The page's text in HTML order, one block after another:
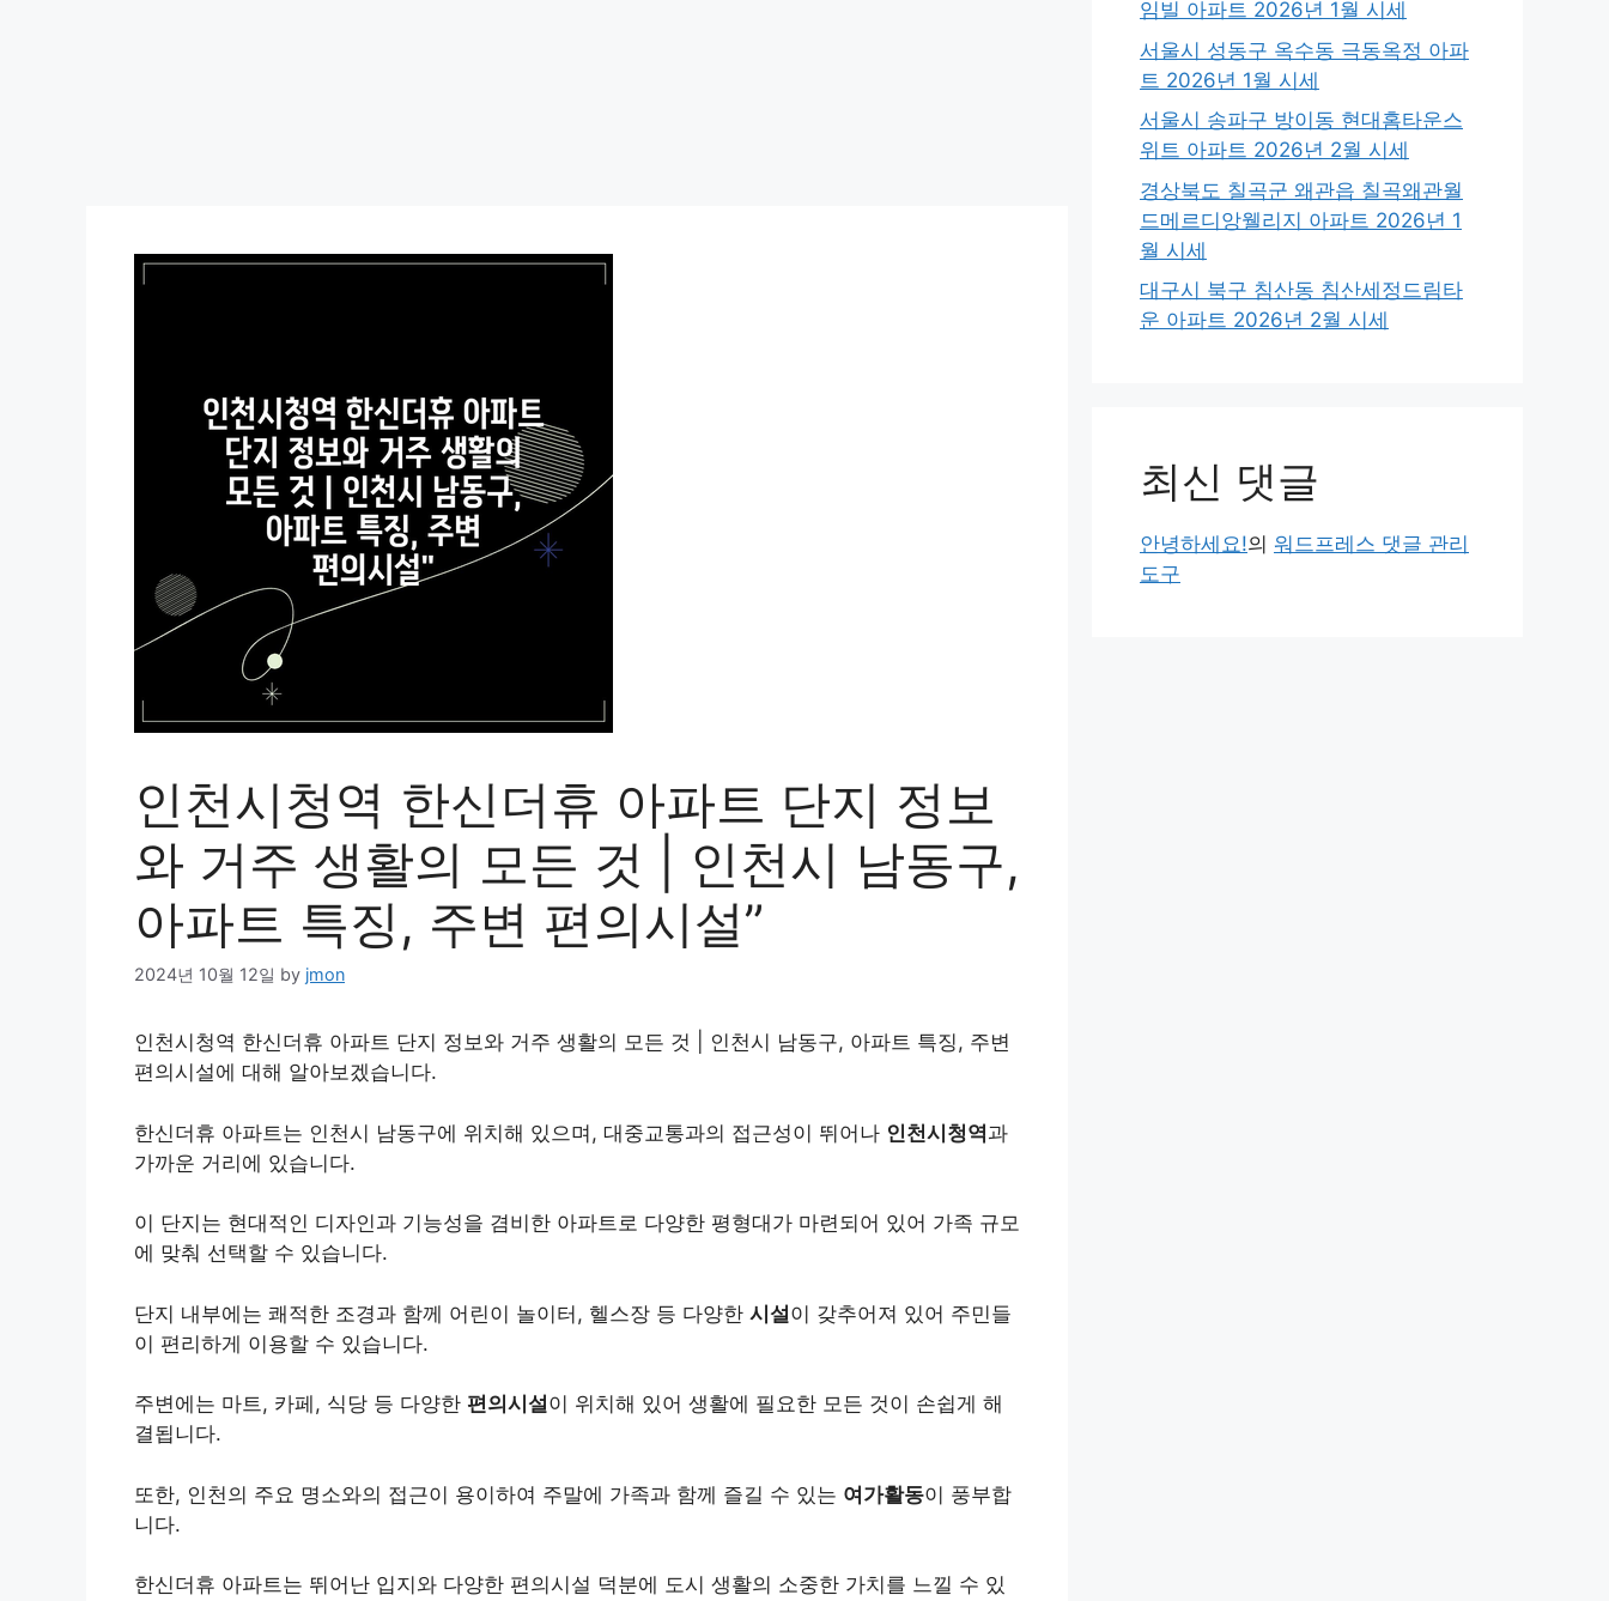
인천시청역 한신더휴 아파트 단지 정보
와 거주 생활의 모든 것 | 인천시 남동구,
아파트 특징, 주변 편의시설”
2024년 10월 12일 by jmon
인천시청역 한신더휴 아파트 단지 정보와 거주 생활의 모든 것 | 인천시 남동구, 아파트 특징, 주변
편의시설에 대해 알아보겠습니다.
한신더휴 아파트는 인천시 남동구에 위치해 있으며, 대중교통과의 접근성이 뛰어나 인천시청역과
가까운 거리에 있습니다.
이 단지는 현대적인 디자인과 기능성을 겸비한 아파트로 다양한 평형대가 마련되어 있어 가족 규모
에 맞춰 선택할 수 있습니다.
단지 내부에는 쾌적한 조경과 함께 어린이 놀이터, 헬스장 등 다양한 시설이 갖추어져 있어 주민들
이 편리하게 이용할 수 있습니다.
주변에는 마트, 카페, 식당 등 다양한 편의시설이 위치해 있어 생활에 필요한 모든 것이 손쉽게 해
결됩니다.
또한, 인천의 주요 명소와의 접근이 용이하여 주말에 가족과 함께 즐길 수 있는 여가활동이 풍부합
니다.
한신더휴 아파트는 뛰어난 입지와 다양한 편의시설 덕분에 도시 생활의 소중한 가치를 느낄 수 있
임빌 아파트 2026년 1월 시세
서울시 성동구 옥수동 극동옥정 아파
트 2026년 1월 시세
서울시 송파구 방이동 현대홈타운스
위트 아파트 2026년 2월 시세
경상북도 칠곡군 왜관읍 칠곡왜관월
드메르디앙웰리지 아파트 2026년 1
월 시세
대구시 북구 침산동 침산세정드림타
운 아파트 2026년 2월 시세
최신 댓글
안녕하세요!의 워드프레스 댓글 관리
도구